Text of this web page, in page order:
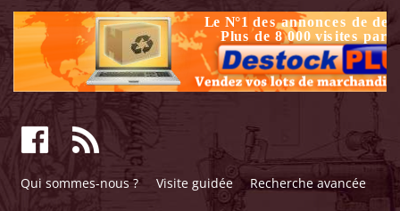
Qui sommes-nous ? Visite guidée Recherche avancée